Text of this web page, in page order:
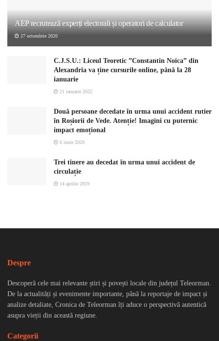
AEP recrutează experți electorali și operatori de calculator
27 octombrie 2020
C.J.S.U.: Liceul Teoretic ”Constantin Noica” din
Alexandria va ține cursurile online, până la 28
ianuarie
21 ianuarie 2022
Două persoane decedate în urma unui accident rutier
în Roșiorii de Vede. Atenție! Imagini cu puternic
impact emoțional
6 iunie 2020
Trei tinere au decedat în urma unui accident de
circulație
14 aprilie 2019
Despre
Descoperă cele mai relevante știri și povești locale din județul Teleorman.
De la actualități și evenimente importante, până la reportaje de impact și
analize detaliate, Cronica de Teleorman îți aduce o perspectivă autentică
asupra vieții din această regiune.
Categorii